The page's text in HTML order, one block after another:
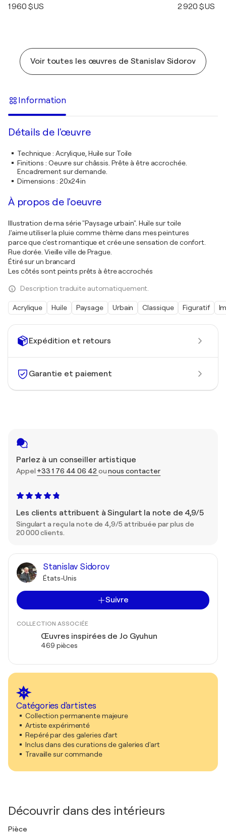
Expédition et retours
Garantie et paiement
Parlez à un conseiller artistique
Appel +33 1 76 44 06 42 ounous contacter
Les clients attribuent à Singulart la note de 4,9/5
Singulart a reçu la note de 4,9/5 attribuée par plus de
20 000 clients.
Stanislav Sidorov
États-Unis
Suivre
COLLECTION ASSOCIÉE
Œuvres inspirées de Jo Gyuhun
469 pièces
Catégories d'artistes
Collection permanente majeure
Artiste expérimenté
Repéré par des galeries d'art
Inclus dans des curations de galeries d'art
Travaille sur commande
Découvrir dans des intérieurs
Pièce
1 960 $US 2 920 $US
Voir toutes les œuvres de Stanislav Sidorov
Information
Détails de l'œuvre
Technique: Acrylique, Huile sur Toile
Finitions : Oeuvre sur châssis. Prête à être accrochée.
Encadrement sur demande.
Dimensions : 20x24in
À propos de l'oeuvre
Illustration de ma série "Paysage urbain". Huile sur toile
J'aime utiliser la pluie comme thème dans mes peintures
parce que c'est romantique et crée une sensation de confort.
Rue dorée. Vieille ville de Prague.
Étiré sur un brancard
Les côtés sont peints prêts à être accrochés
Description traduite automatiquement.
Acrylique Huile Paysage Urbain Classique Figuratif